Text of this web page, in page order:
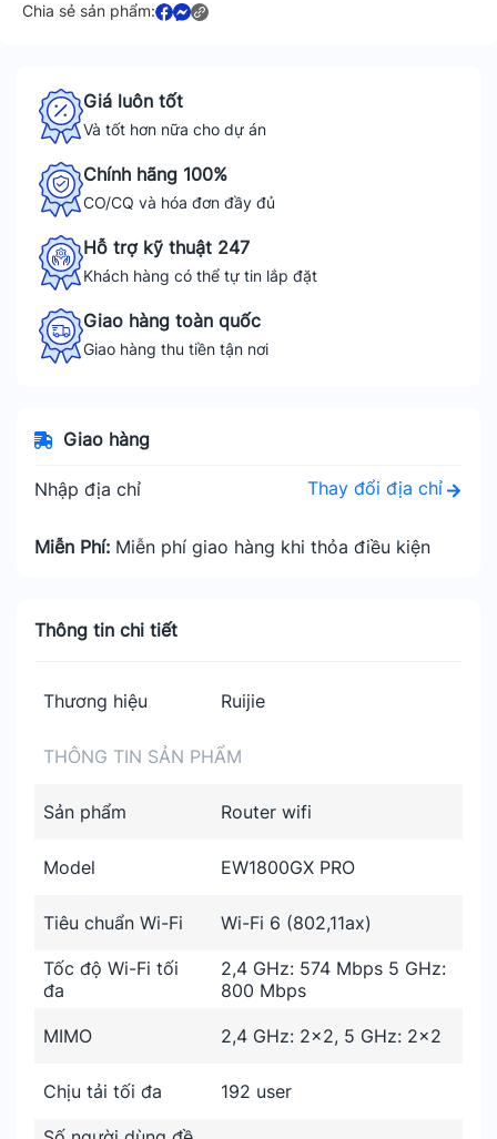
Chia sẻ sản phẩm:
Giá luôn tốt
Và tốt hơn nữa cho dự án
Chính hãng 100%
CO/CQ và hóa đơn đầy đủ
Hỗ trợ kỹ thuật 247
Khách hàng có thể tự tin lắp đặt
Giao hàng toàn quốc
Giao hàng thu tiền tận nơi
Giao hàng
Nhập địa chỉ Thay đổi địa chỉ
Miễn Phí: Miễn phí giao hàng khi thỏa điều kiện
Thông tin chi tiết
Thương hiệu Ruijie
THÔNG TIN SẢN PHẨM
Sản phẩm Router wifi
Model EW1800GX PRO
Tiêu chuẩn Wi-Fi Wi-Fi 6 (802,11ax)
Tốc độ Wi-Fi tối
đa
2,4 GHz: 574 Mbps 5 GHz:
800 Mbps
MIMO 2,4 GHz: 2×2, 5 GHz: 2×2
Chịu tải tối đa 192 user